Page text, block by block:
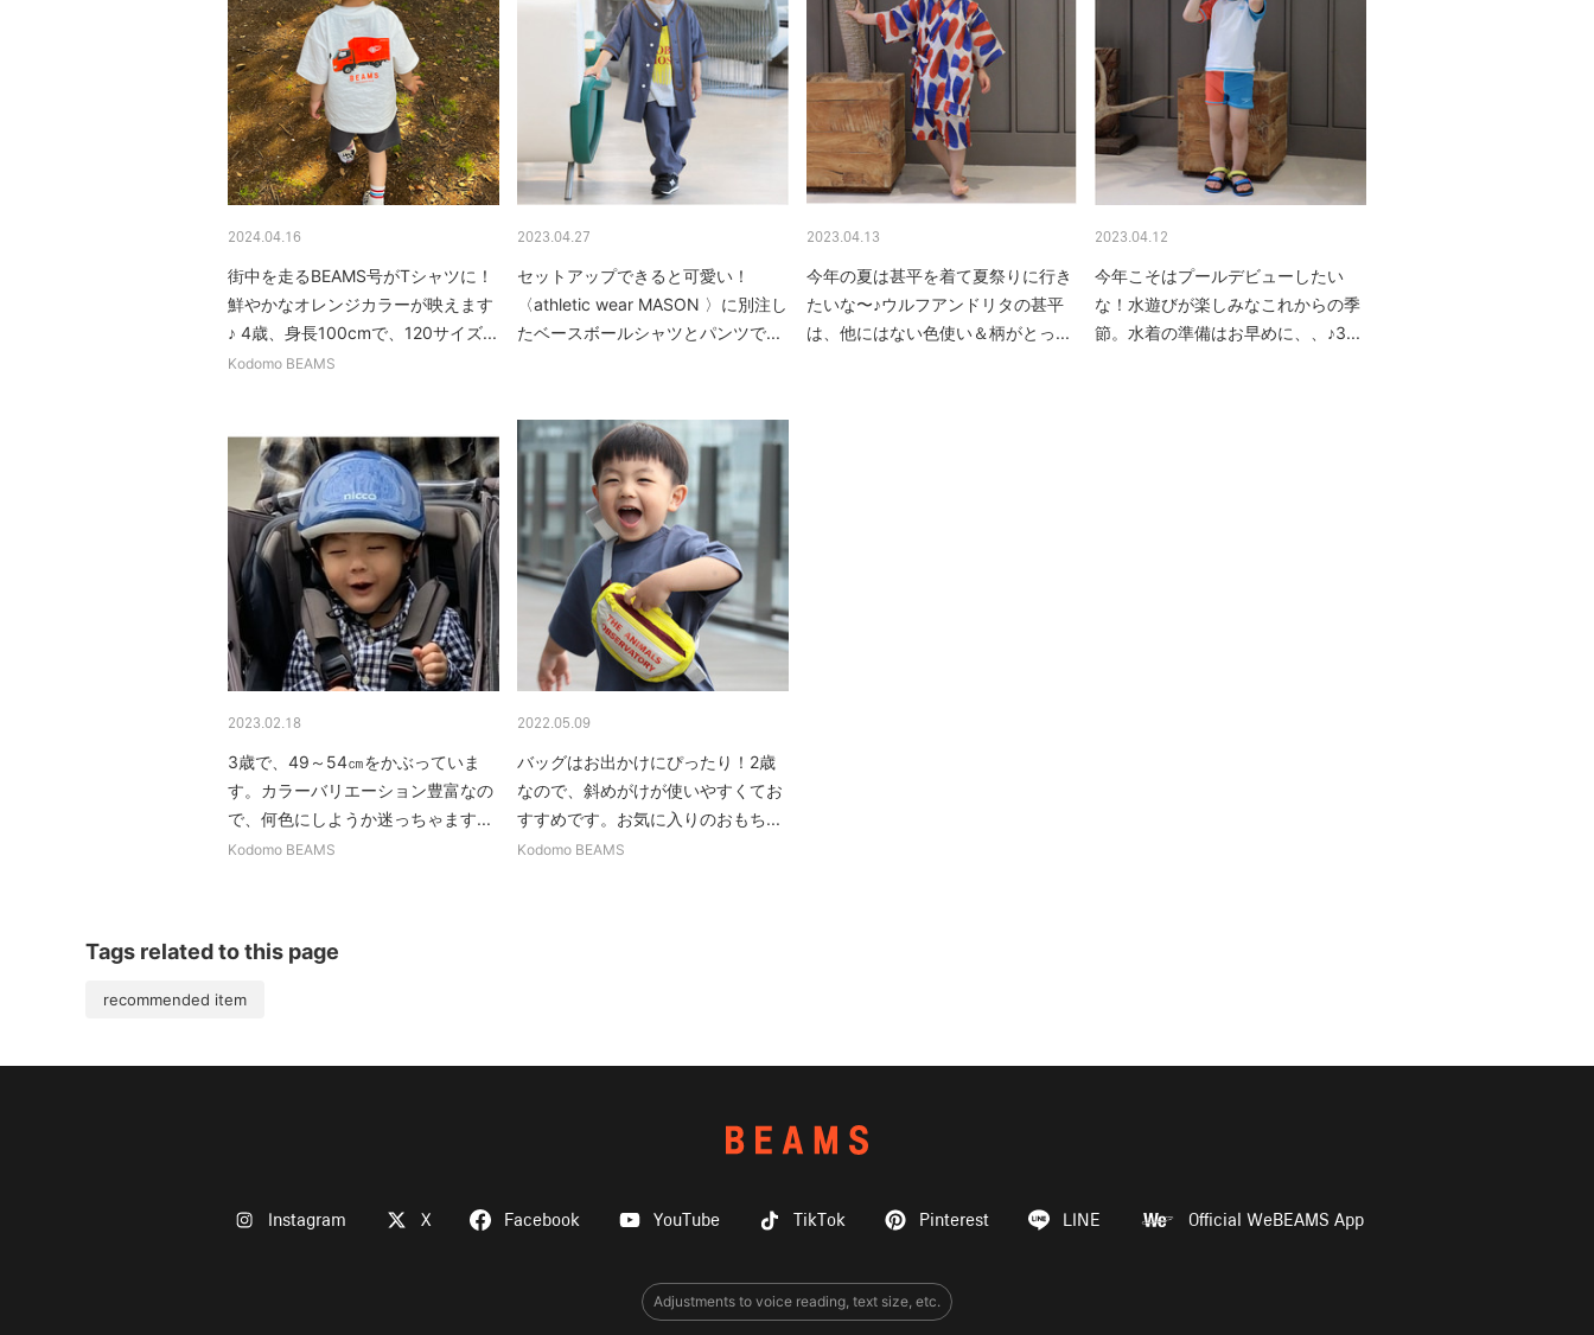
2024.04.16
街中を走るBEAMS号がTシャツに！
鮮やかなオレンジカラーが映えます
♪ 4歳、身長100cmで、120サイズ...
Kodomo BEAMS
2023.04.27
セットアップできると可愛い！
〈athletic wear MASON 〉に別注し
たベースボールシャツとパンツで...
2023.04.13
今年の夏は甚平を着て夏祭りに行き
たいな〜♪ウルフアンドリタの甚平
は、他にはない色使い＆柄がとっ...
2023.04.12
今年こそはプールデビューしたい
な！水遊びが楽しみなこれからの季
節。水着の準備はお早めに、、♪3...
2023.02.18
3歳で、49～54㎝をかぶっていま
す。カラーバリエーション豊富なの
で、何色にしようか迷っちゃます...
Kodomo BEAMS
2022.05.09
バッグはお出かけにぴったり！2歳
なので、斜めがけが使いやすくてお
すすめです。お気に入りのおもち...
Kodomo BEAMS
Tags related to this page
recommended item
Instagram X Facebook YouTube TikTok Pinterest LINE Official WeBEAMS App
Adjustments to voice reading, text size, etc.